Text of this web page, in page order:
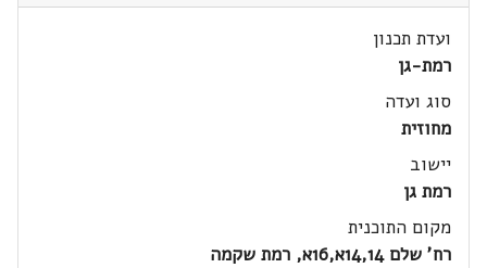
ועדת תכנון
רמת-גן
סוג ועדה
מחוזית
יישוב
רמת גן
מקום התוכנית
רח' שלם 14,14א,16א, רמת שקמה